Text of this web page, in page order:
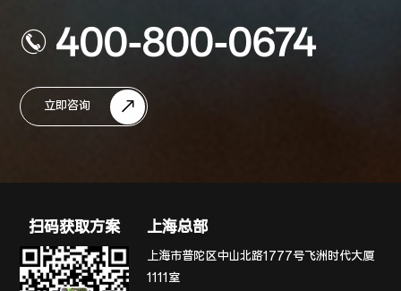
400-800-0674
立即咨询
扫码获取方案 上海总部
上海市普陀区中山北路1777号飞洲时代大厦
1111室